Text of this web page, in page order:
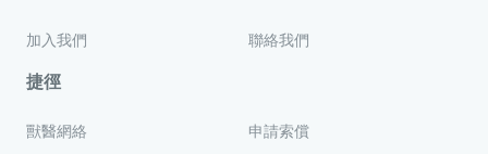
加入我們 聯絡我們
捷徑
獸醫網絡 申請索償